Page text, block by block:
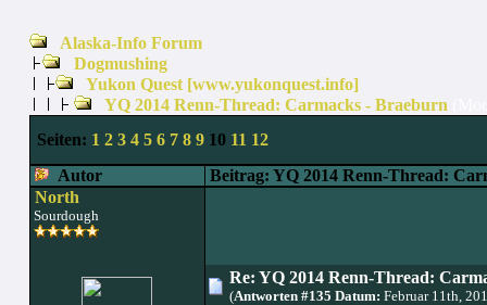
Alaska-Info Forum
Dogmushing
Yukon Quest [www.yukonquest.info]
YQ 2014 Renn-Thread: Carmacks - Braeburn
Seiten: 1 2 3 4 5 6 7 8 910 11 12
Autor
Beitrag: YQ 2014 Renn-Thread:
North
Sourdough
Re: YQ 2014 Renn-Thread:
(Antworten #135 Datum: Februar 11th,